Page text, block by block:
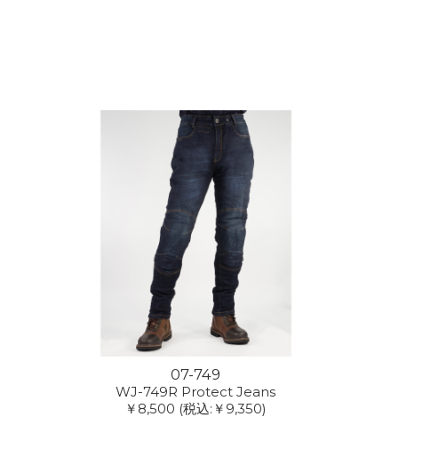
07-749
WJ-749R Protect Jeans
￥8,500 (税込:￥9,350)